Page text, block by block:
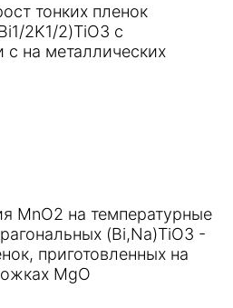
тонких пленок
2K1/2)TiO3 с
c на металлических
MnO2 на температурные
(Bi,Na)TiO3 -
приготовленных на
MgO